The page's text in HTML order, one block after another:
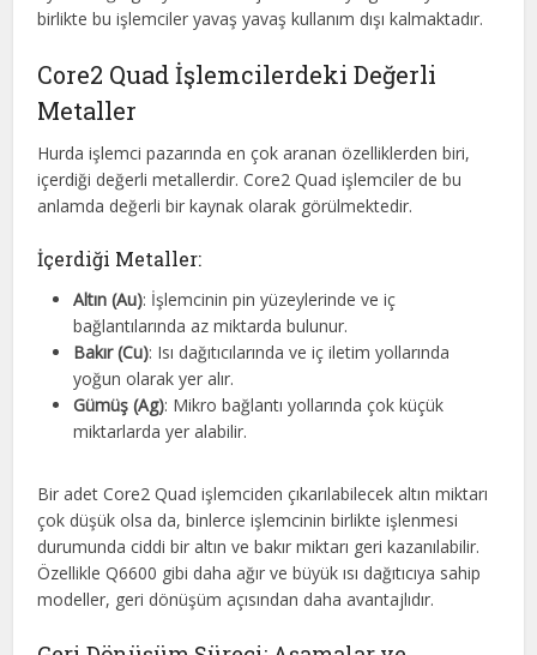
birlikte bu işlemciler yavaş yavaş kullanım dışı kalmaktadır.
Core2 Quad İşlemcilerdeki Değerli
Metaller
Hurda işlemci pazarında en çok aranan özelliklerden biri,
içerdiği değerli metallerdir. Core2 Quad işlemciler de bu
anlamda değerli bir kaynak olarak görülmektedir.
İçerdiği Metaller:
Altın (Au): İşlemcinin pin yüzeylerinde ve iç
bağlantılarında az miktarda bulunur.
Bakır (Cu): Isı dağıtıcılarında ve iç iletim yollarında
yoğun olarak yer alır.
Gümüş (Ag): Mikro bağlantı yollarında çok küçük
miktarlarda yer alabilir.
Bir adet Core2 Quad işlemciden çıkarılabilecek altın miktarı
çok düşük olsa da, binlerce işlemcinin birlikte işlenmesi
durumunda ciddi bir altın ve bakır miktarı geri kazanılabilir.
Özellikle Q6600 gibi daha ağır ve büyük ısı dağıtıcıya sahip
modeller, geri dönüşüm açısından daha avantajlıdır.